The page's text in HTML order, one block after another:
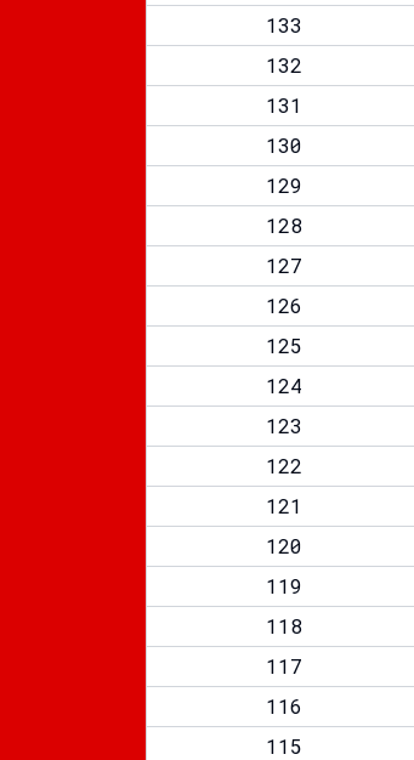
133
132
131
130
129
128
127
126
125
124
123
122
121
120
119
118
117
116
115